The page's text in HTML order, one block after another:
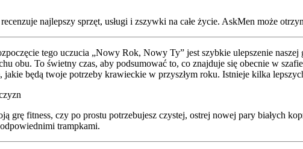
najlepszy sprzęt, usługi i zszywki na całe życie. AskMen może
tego uczucia „Nowy Rok, Nowy Ty” jest szybkie ulepszenie
obu. To świetny czas, aby podsumować to, co znajduje się obecnie w
jakie będą twoje potrzeby krawieckie w przyszłym roku. Istnieje kilka
grę fitness, czy po prostu potrzebujesz czystej, ostrej nowej pary białych
trampkami.